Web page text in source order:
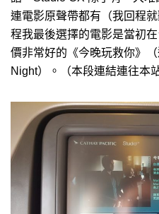
連電影原聲帶都有（我回程
程我最後選擇的電影是當初
價非常好的《今晚玩救你》
Night）。（本段連結連往本